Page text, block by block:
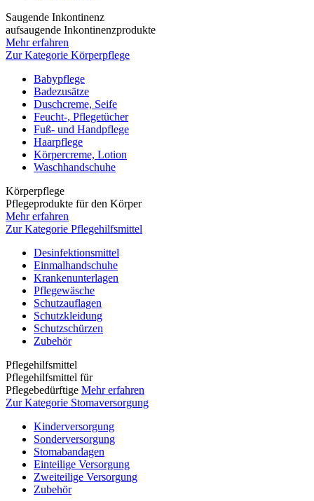
Saugende Inkontinenz
aufsaugende Inkontinenzprodukte
Mehr erfahren
Zur Kategorie Körperpflege
Babypflege
Badezusätze
Duschcreme, Seife
Feucht-, Pflegetücher
Fuß- und Handpflege
Haarpflege
Körpercreme, Lotion
Waschhandschuhe
Körperpflege
Pflegeprodukte für den Körper
Mehr erfahren
Zur Kategorie Pflegehilfsmittel
Desinfektionsmittel
Einmalhandschuhe
Krankenunterlagen
Pflegewäsche
Schutzauflagen
Schutzkleidung
Schutzschürzen
Zubehör
Pflegehilfsmittel
Pflegehilfsmittel für
Pflegebedürftige Mehr erfahren
Zur Kategorie Stomaversorgung
Kinderversorgung
Sonderversorgung
Stomabandagen
Einteilige Versorgung
Zweiteilige Versorgung
Zubehör